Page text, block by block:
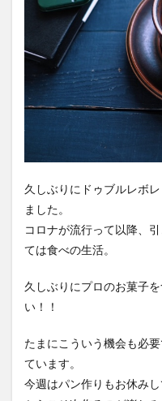
久しぶりにドゥブルレボ
ました。
コロナが流行って以降、
ては食べの生活。
久しぶりにプロのお菓子
い！！
たまにこういう機会も必
ています。
今週はパン作りもお休み